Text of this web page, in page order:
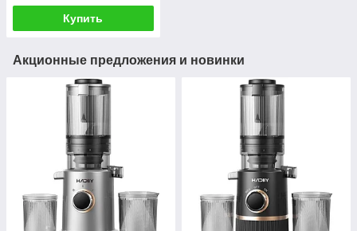
Купить
Акционные предложения и новинки